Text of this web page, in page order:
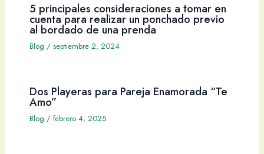
5 principales consideraciones a tomar en
cuenta para realizar un ponchado previo
al bordado de una prenda
Blog / septiembre 2, 2024
Dos Playeras para Pareja Enamorada “Te
Amo”
Blog / febrero 4, 2025